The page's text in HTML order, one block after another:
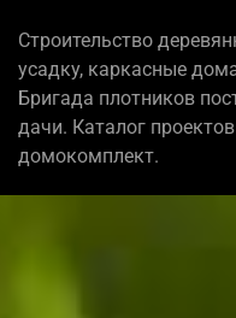
Строительство
усадку, каркасные
Бригада плотников
дачи. Каталог
домокомплект.